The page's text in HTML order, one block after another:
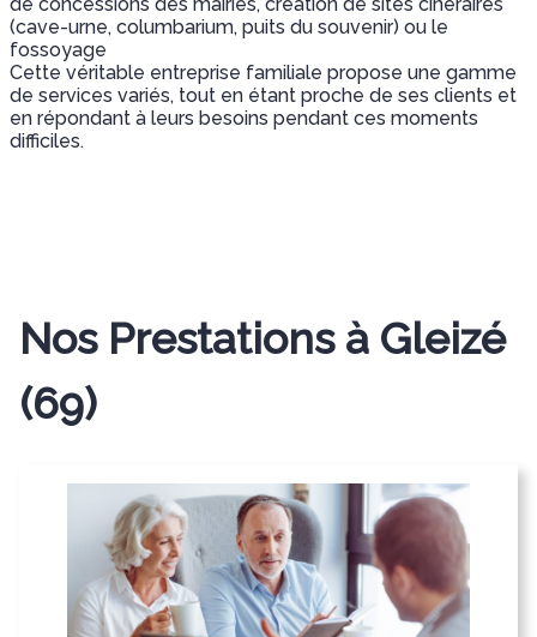
de concessions des mairies, création de sites cinéraires
(cave-urne, columbarium, puits du souvenir) ou le
fossoyage
Cette véritable entreprise familiale propose une gamme
de services variés, tout en étant proche de ses clients et
en répondant à leurs besoins pendant ces moments
difficiles.
Nos Prestationsà Gleizé
(69)